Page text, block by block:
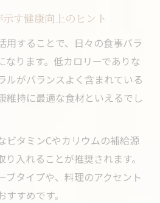
す健康向上のヒント
用することで、日々の食事バラ
なります。低カロリーでありな
ルがバランスよく含まれている
維持に最適な食材といえるでし
ビタミンCやカリウムの補給源
入れることが推奨されます。
ブタイプや、料理のアクセント
すめです。